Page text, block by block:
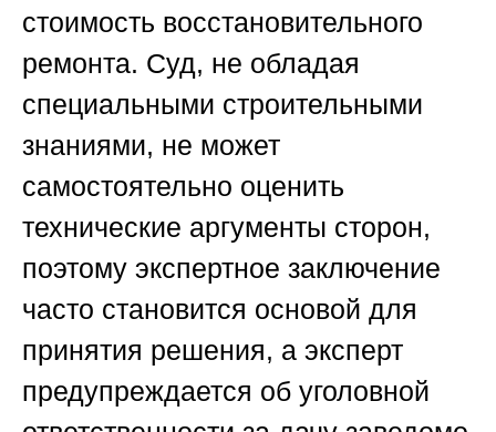
стоимость восстановительного
ремонта. Суд, не обладая
специальными строительными
знаниями, не может
самостоятельно оценить
технические аргументы сторон,
поэтому экспертное заключение
часто становится основой для
принятия решения, а эксперт
предупреждается об уголовной